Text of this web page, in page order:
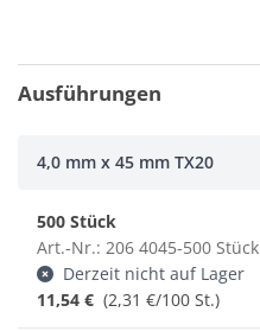
Ausführungen
4,0 mm x 45 mm TX20
500 Stück
Art.-Nr.: 206 4045-500 Stück
Derzeit nicht auf Lager
11,54 € (2,31 €/100 St.)